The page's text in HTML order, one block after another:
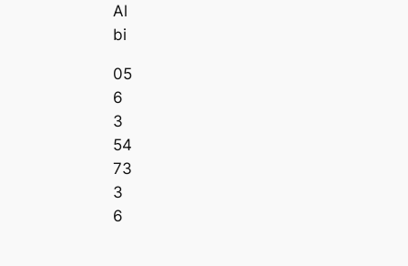
Al
bi
05
6
3
54
73
3
6